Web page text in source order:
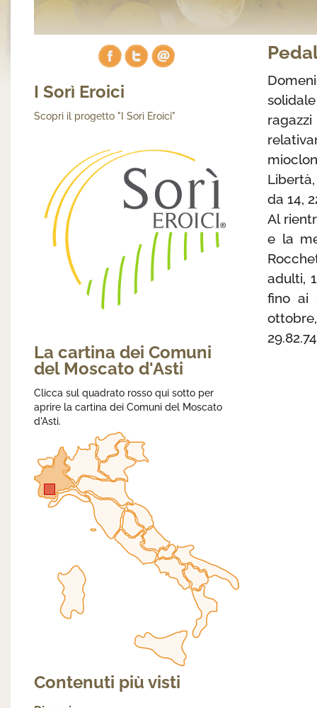
I Sorì Eroici
Scopri il progetto "I Sorì Eroici"
La cartina dei Comuni
del Moscato d'Asti
Clicca sul quadrato rosso qui sotto per
aprire la cartina dei Comuni del Moscato
d'Asti.
Contenuti più visti
da 14,
Al
e la
adulti,
fino ai